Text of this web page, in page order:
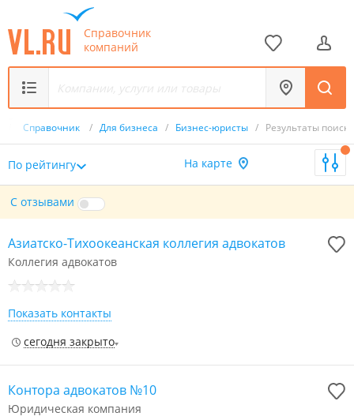
Справочник
компаний
Справочник / Для бизнеса / Бизнес-юристы / Результаты поиска
По рейтингу На карте
С отзывами
Азиатско-Тихоокеанская коллегия адвокатов
Коллегия адвокатов
Показать контакты
сегодня закрыто
Контора адвокатов №10
Юридическая компания